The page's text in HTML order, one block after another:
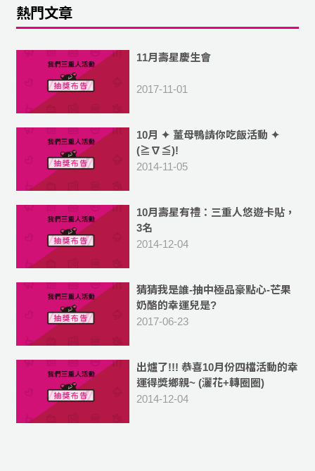
熱門文章
11月壽星慶生會
2017-11-01
10月 ✦ 薑母鴨請你吃飯活動 ✦
(≧∇≦)!
2014-11-05
10月壽星有禮：三重人悠遊卡貼，
3名
2014-12-04
猜猜我是誰-抽中極品豪點心-芒果
奶酪的幸運兒是?
2017-06-23
出爐了!!! 恭喜10月份四檔活動的幸
運得獎鄉親~ (灑花+轉圈圈)
2014-12-04